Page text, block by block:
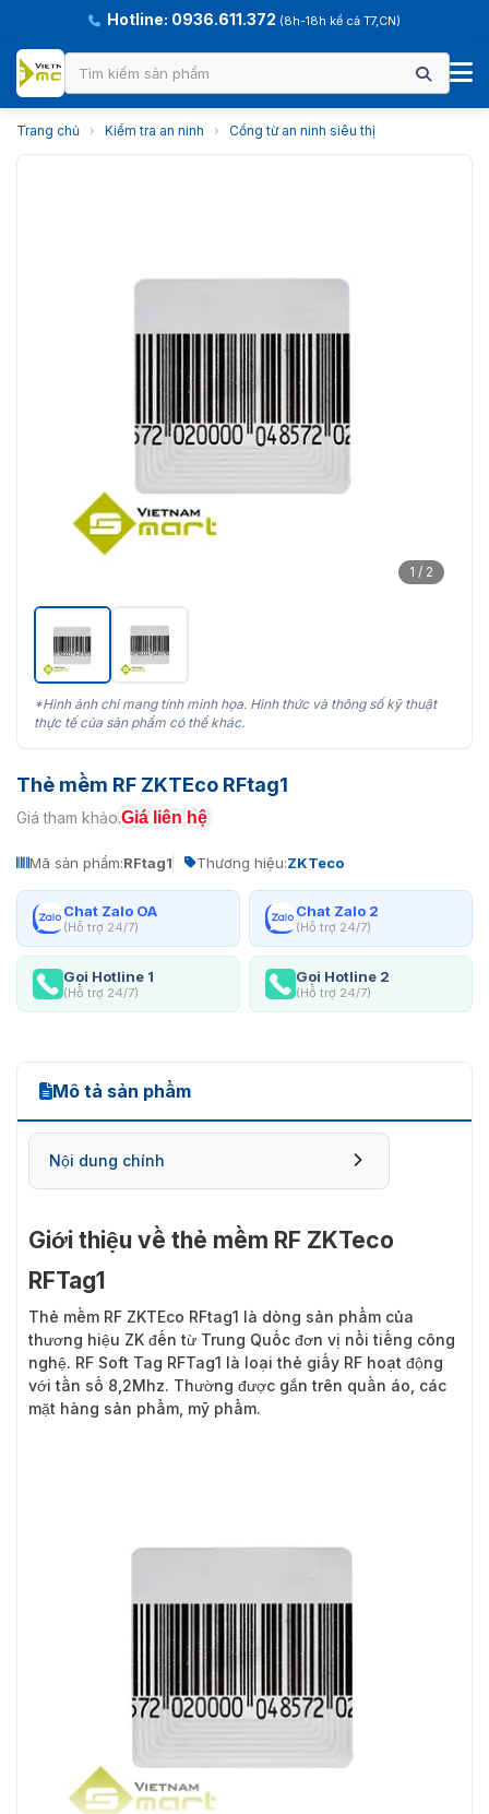
Hotline: 0936.611.372 (8h-18h kể cả T7,CN)
Trang chủ › Kiểm tra an ninh › Cổng từ an ninh siêu thị
1 / 2
*Hình ảnh chỉ mang tính minh họa. Hình thức và thông số kỹ thuật
thực tế của sản phẩm có thể khác.
Thẻ mềm RF ZKTEco RFtag1
Giá tham khảo:Giá liên hệ
Mã sản phẩm:RFtag1 Thương hiệu:ZKTeco
Chat Zalo OA
(Hỗ trợ 24/7)
Chat Zalo 2
(Hỗ trợ 24/7)
Gọi Hotline 1
(Hỗ trợ 24/7)
Gọi Hotline 2
(Hỗ trợ 24/7)
Mô tả sản phẩm
Nội dung chính
Giới thiệu về thẻ mềm RF ZKTeco
RFTag1
Thẻ mềm RF ZKTEco RFtag1 là dòng sản phẩm của
thương hiệu ZK đến từ Trung Quốc đơn vị nổi tiếng công
nghệ. RF Soft Tag RFTag1 là loại thẻ giấy RF hoạt động
với tần số 8,2Mhz. Thường được gắn trên quần áo, các
mặt hàng sản phẩm, mỹ phẩm.